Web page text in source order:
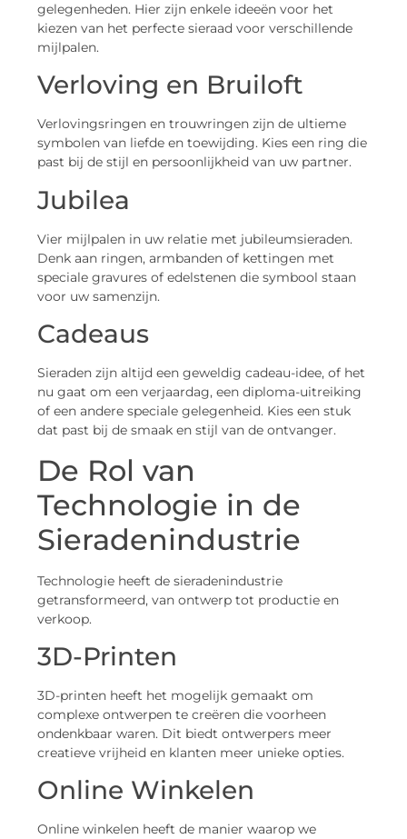
gelegenheden. Hier zijn enkele ideeën voor het
kiezen van het perfecte sieraad voor verschillende
mijlpalen.
Verloving en Bruiloft
Verlovingsringen en trouwringen zijn de ultieme
symbolen van liefde en toewijding. Kies een ring die
past bij de stijl en persoonlijkheid van uw partner.
Jubilea
Vier mijlpalen in uw relatie met jubileumsieraden.
Denk aan ringen, armbanden of kettingen met
speciale gravures of edelstenen die symbool staan
voor uw samenzijn.
Cadeaus
Sieraden zijn altijd een geweldig cadeau-idee, of het
nu gaat om een verjaardag, een diploma-uitreiking
of een andere speciale gelegenheid. Kies een stuk
dat past bij de smaak en stijl van de ontvanger.
De Rol van
Technologie in de
Sieradenindustrie
Technologie heeft de sieradenindustrie
getransformeerd, van ontwerp tot productie en
verkoop.
3D-Printen
3D-printen heeft het mogelijk gemaakt om
complexe ontwerpen te creëren die voorheen
ondenkbaar waren. Dit biedt ontwerpers meer
creatieve vrijheid en klanten meer unieke opties.
Online Winkelen
Online winkelen heeft de manier waarop we